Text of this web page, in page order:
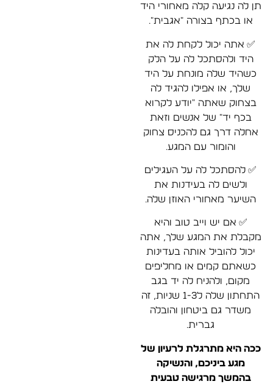
תן לה נגיעה קלה מאחורי היד
או בכתף בצורה "אגבית".
✅ אתה יכול לקחת לה את
היד ולהסתכל לה על הלק
כשהיד שלה מונחת על היד
שלך, או אפילו להגיד לה
בצחוק שאתה "יודע לקרוא
בכף יד" של אנשים וזאת
אחלה דרך גם להכניס צחוק
והומור עם המגע.
✅ להסתכל לה על העגילים
ולשים לה בעידנות את
השיער מאחורי האוזן שלה.
✅ אם יש וייב טוב והיא
מקבלת את המגע שלך, אתה
יכול להוביל אותה בעדינות
כשאתם קמים או מחליפים
מקום, ולהניח לה יד בגב
התחתון שלה ל1-3 שניות, זה
משדר גם ביטחון והובלה
גברית.
ככה היא מתרגלת לרעיון של
מגע ביניכם, והנשיקה
בהמשך מרגישה טבעית